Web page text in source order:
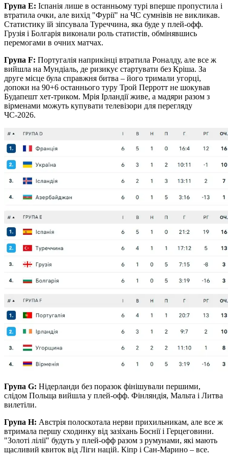
Група E: Іспанія лише в останньому турі вперше пропустила і
втратила очки, але вихід "Фурії" на ЧС сумнівів не викликав.
Статистику їй зіпсувала Туреччина, яка буде у плей-офф.
Грузія і Болгарія виконали роль статистів, обмінявшись
перемогами в очних матчах.
Група F: Португалія наприкінці втратила Роналду, але все ж
вийшла на Мундіаль, де ризикує стартувати без Кріша. За
друге місце була справжня битва – його тримали угорці,
допоки на 90+6 останнього туру Трой Перротт не шокував
Будапешт хет-триком. Мрія Ірландії живе, а мадяри разом з
вірменами можуть купувати телевізори для перегляду
ЧС-2026.
Група G: Нідерланди без поразок фінішували першими,
слідом Польща вийшла у плей-офф. Фінляндія, Мальта і Литва
вилетіли.
Група Н: Австрія полоскотала нерви прихильникам, але все ж
втримала першу сходинку від зазіхань Боснії і Герцеговини.
"Золоті лілії" будуть у плей-офф разом з румунами, які мають
щасливий квиток від Ліги націй. Кіпр і Сан-Марино – все.